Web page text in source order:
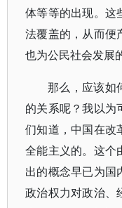
体等等的出现。这
法覆盖的，从而便
也为公民社会发展
那么，应该如
的关系呢？我以为
们知道，中国在改
全能主义的。这个
出的概念早已为国
政治权力对政治、